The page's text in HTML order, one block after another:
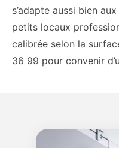
s’adapte aussi bien
petits locaux
calibrée selon la
36 99 pour convenir